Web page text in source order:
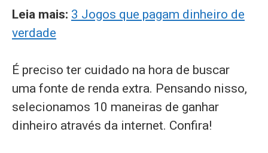
Leia mais: 3 Jogos que pagam dinheiro de
verdade
É preciso ter cuidado na hora de buscar
uma fonte de renda extra. Pensando nisso,
selecionamos 10 maneiras de ganhar
dinheiro através da internet. Confira!